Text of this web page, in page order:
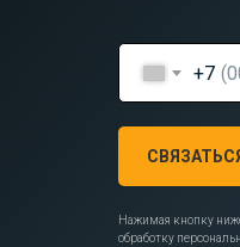
+7
Нажимая кнопку
обработку